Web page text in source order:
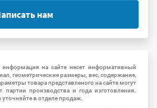
нам
информация на сайте несет информативный
геометрические размеры, вес, содержание,
товара представленого на сайте могут
партии производства и года изготовления.
в отделе продаж.